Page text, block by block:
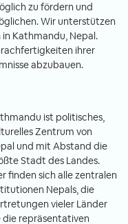
zu fördern und
Wir unterstützen
Kathmandu, Nepal.
ihrer
abzubauen.
ist politisches,
Zentrum von
und mit Abstand die
Stadt des Landes.
finden sich alle zentralen
Nepals, die
vieler Länder
die repräsentativen